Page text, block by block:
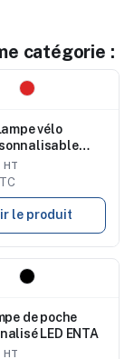
catégorie :
vélo
en ABS
Priska
le produit
de poche
LED ENTA